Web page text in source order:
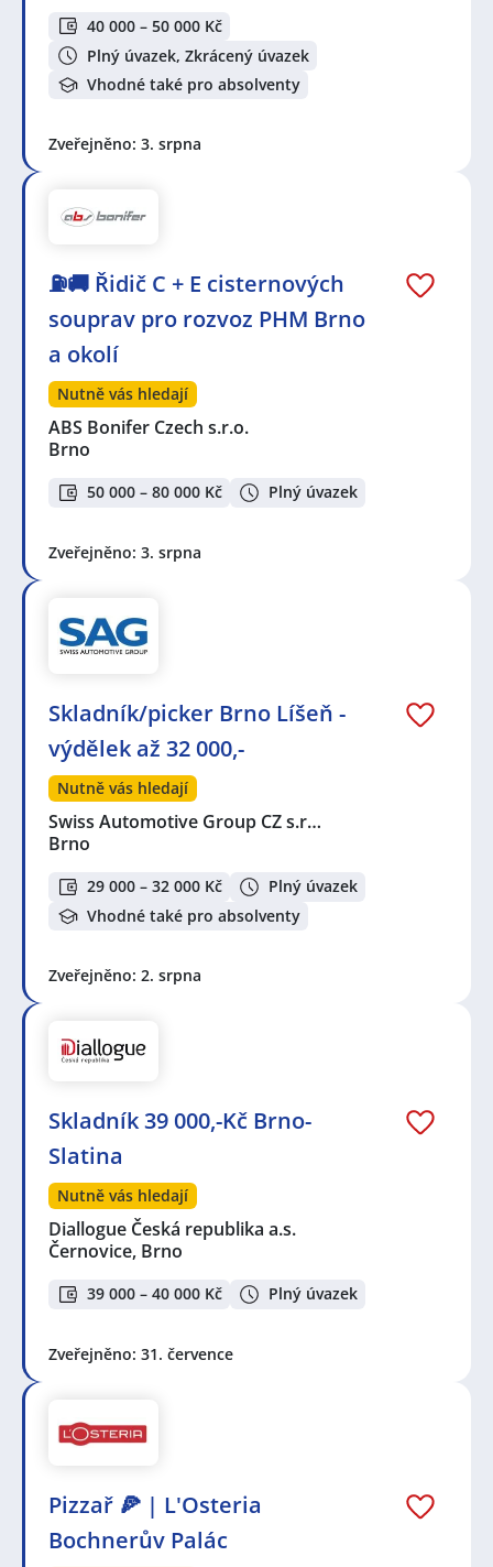
40 000 – 50 000 Kč
Plný úvazek, Zkrácený úvazek
Vhodné také pro absolventy
Zveřejněno: 3. srpna
⛽🚚 Řidič C + E cisternových
souprav pro rozvoz PHM Brno
a okolí
Nutně vás hledají
ABS Bonifer Czech s.r.o.
Brno
50 000 – 80 000 Kč Plný úvazek
Zveřejněno: 3. srpna
Skladník/picker Brno Líšeň -
výdělek až 32 000,-
Nutně vás hledají
Swiss Automotive Group CZ s.r…
Brno
29 000 – 32 000 Kč
Plný úvazek
Vhodné také pro absolventy
Zveřejněno: 2. srpna
Skladník 39 000,-Kč Brno-
Slatina
Nutně vás hledají
Diallogue Česká republika a.s.
Černovice, Brno
39 000 – 40 000 Kč Plný úvazek
Zveřejněno: 31. července
Pizzař 🍕 | L'Osteria
Bochnerův Palác